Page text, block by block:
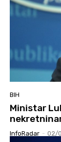
BIH
Ministar
InfoRadar - 02/